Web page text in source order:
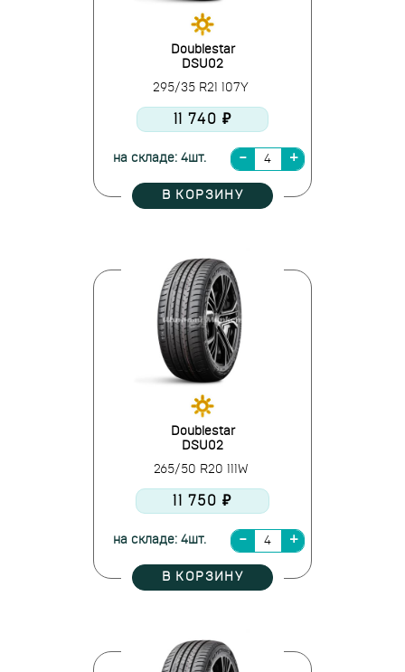
Doublestar
DSU02
295/35 R21 107Y
11 740 ₽
на складе: 4шт.
В КОРЗИНУ
Doublestar
DSU02
265/50 R20 111W
11 750 ₽
на складе: 4шт.
В КОРЗИНУ